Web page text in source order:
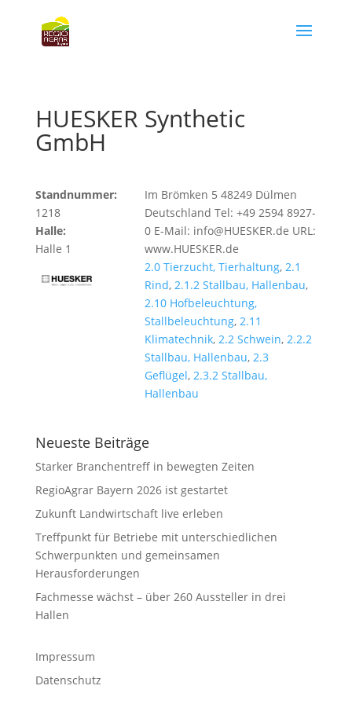
HUESKER Synthetic
GmbH
Standnummer:
1218
Halle:
Halle 1
Im Brömken 5 48249 Dülmen
Deutschland Tel: +49 2594 8927-
0 E-Mail: info@HUESKER.de URL:
www.HUESKER.de
2.0 Tierzucht, Tierhaltung,2.1
Rind,2.1.2 Stallbau, Hallenbau,
2.10 Hofbeleuchtung,
Stallbeleuchtung,2.11
Klimatechnik,2.2 Schwein,2.2.2
Stallbau, Hallenbau,2.3
Geflügel,2.3.2 Stallbau,
Hallenbau
Neueste Beiträge
Starker Branchentreff in bewegten Zeiten
RegioAgrar Bayern 2026 ist gestartet
Zukunft Landwirtschaft live erleben
Treffpunkt für Betriebe mit unterschiedlichen
Schwerpunkten und gemeinsamen
Herausforderungen
Fachmesse wächst – über 260 Aussteller in drei
Hallen
Impressum
Datenschutz